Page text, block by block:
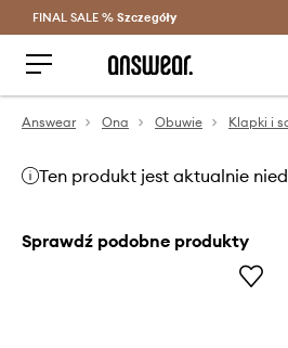
Oszczędzaj z Answear
FINAL SALE % Szczegóły
Answear Ona Obuwie Klapki i
Ten produkt jest aktualnie
Sprawdź podobne produkty